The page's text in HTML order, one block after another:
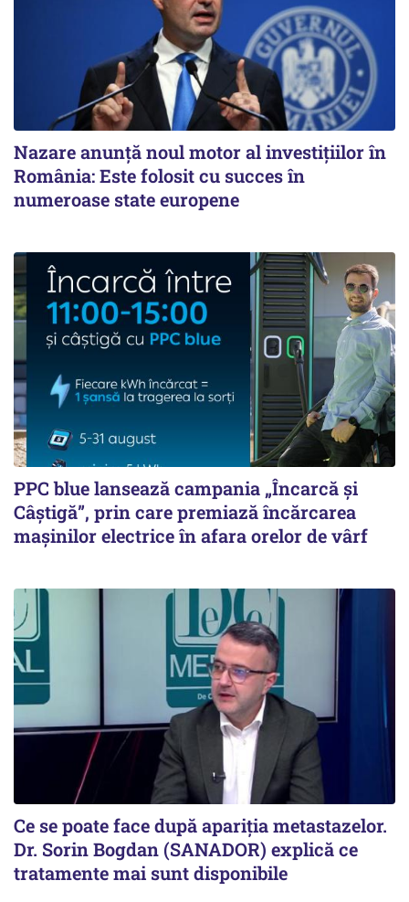
Nazare anunță noul motor al investițiilor în
România: Este folosit cu succes în
numeroase state europene
PPC blue lansează campania „Încarcă și
Câștigă”, prin care premiază încărcarea
mașinilor electrice în afara orelor de vârf
Ce se poate face după apariția metastazelor.
Dr. Sorin Bogdan (SANADOR) explică ce
tratamente mai sunt disponibile